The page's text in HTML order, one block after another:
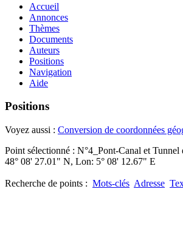
Accueil
Annonces
Thèmes
Documents
Auteurs
Positions
Navigation
Aide
Positions
Voyez aussi : Conversion de coordonnées
Point sélectionné : N°4_Pont-Canal et
48° 08' 27.01" N, Lon: 5° 08' 12.67" E
Recherche de points : Mots-clés Adresse